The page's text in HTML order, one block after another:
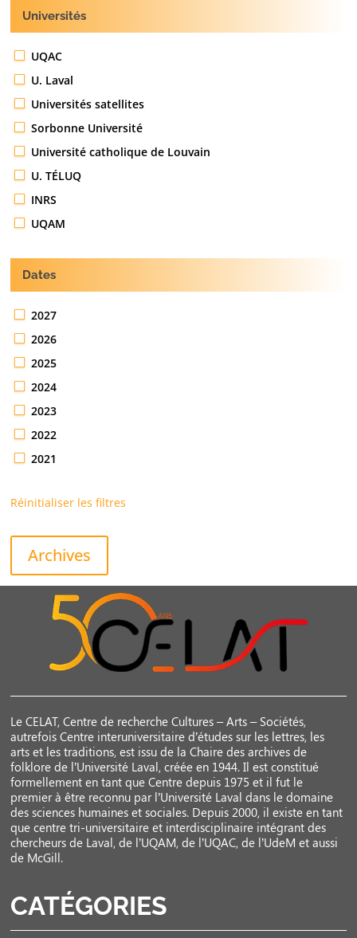
Universités
UQAC
U. Laval
Universités satellites
Sorbonne Université
Université catholique de Louvain
U. TÉLUQ
INRS
UQAM
Dates
2027
2026
2025
2024
2023
2022
2021
Réinitialiser les filtres
Archives
Le CELAT, Centre de recherche Cultures – Arts – Sociétés,
autrefois Centre interuniversitaire d’études sur les lettres, les
arts et les traditions, est issu de la Chaire des archives de
folklore de l’Université Laval, créée en 1944. Il est constitué
formellement en tant que Centre depuis 1975 et il fut le
premier à être reconnu par l’Université Laval dans le domaine
des sciences humaines et sociales. Depuis 2000, il existe en tant
que centre tri-universitaire et interdisciplinaire intégrant des
chercheurs de Laval, de l’UQAM, de l’UQAC, de l’UdeM et aussi
de McGill.
CATÉGORIES